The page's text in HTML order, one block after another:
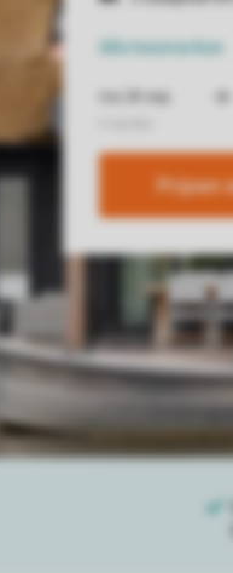
Alle kenmerken
Prijzen